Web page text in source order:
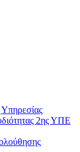
Υπηρεσίας
2ης ΥΠΕ